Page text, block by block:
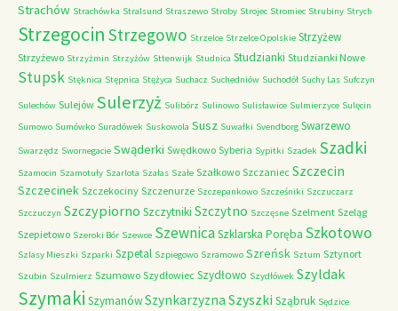
Strachów Strachówka Stralsund Straszewo Stroby Strojec Stromiec Strubiny Strych
Strzegocin Strzegowo Strzelce Strzelce Opolskie Strzyżew
Strzyżewo Strzyżmin Strzyżów Sttenwijk Studnica Studzianki Studzianki Nowe
Stupsk Stęknica Stępnica Stężyca Suchacz Suchedniów Suchodół Suchy Las Sufczyn
Sulechów Sulejów Sulerzyż Sulibórz Sulinowo Sulisławice Sulmierzyce Sulęcin
Sumowo Sumówko Suradówek Suskowola Susz Suwałki Svendborg Swarzewo
Swarzędz Swornegacie Swąderki Swędkowo Syberia Sypitki Szadek Szadki
Szamocin Szamotuły Szarlota Szałas Szałe Szałkowo Szczaniec Szczecin
Szczecinek Szczekociny Szczenurze Szczepankowo Szcześniki Szczuczarz
Szczuczyn Szczypiorno Szczytniki Szczytno Szczęsne Szelment Szeląg
Szepietowo Szeroki Bór Szewce SzewnicaSzklarska Poręba Szkotowo
Szlasy Mieszki Szparki Szpetal Szpiegowo Szramowo Szreńsk Sztum Sztynort
Szubin Szulmierz Szumowo Szydłowiec Szydłowo Szydłówek Szyldak
Szymaki SzymanówSzynkarzyzna Szyszki Sząbruk Sędzice